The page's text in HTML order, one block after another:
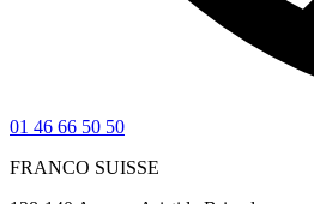
01 46 66 50 50
FRANCO SUISSE